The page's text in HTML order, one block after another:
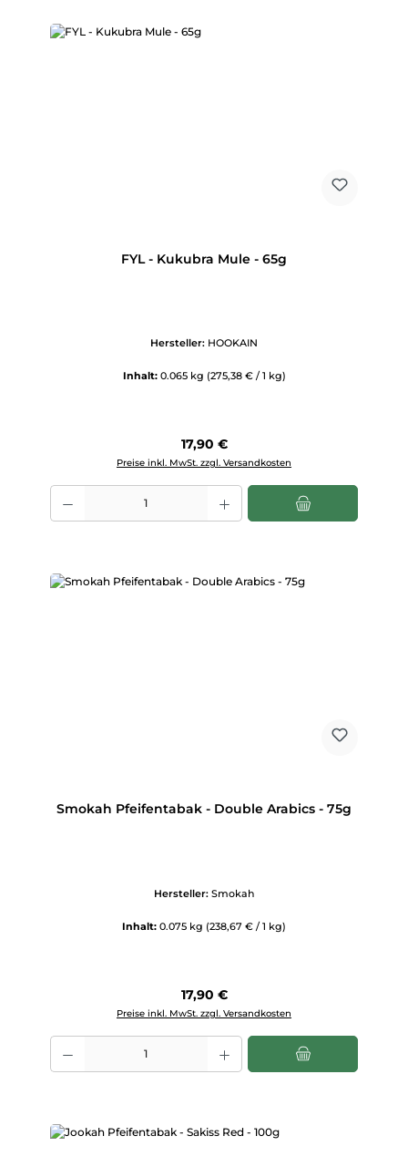
FYL - Kukubra Mule - 65g
Hersteller: HOOKAIN
Inhalt: 0.065 kg (275,38 € / 1 kg)
Regulärer Preis:
17,90 €
Preise inkl. MwSt. zzgl. Versandkosten
Produkt Anzahl: Gib den gewünschten Wert ein oder benutze die
Smokah Pfeifentabak - Double Arabics - 75g
Hersteller: Smokah
Inhalt: 0.075 kg (238,67 € / 1 kg)
Regulärer Preis:
17,90 €
Preise inkl. MwSt. zzgl. Versandkosten
Produkt Anzahl: Gib den gewünschten Wert ein oder benutze die